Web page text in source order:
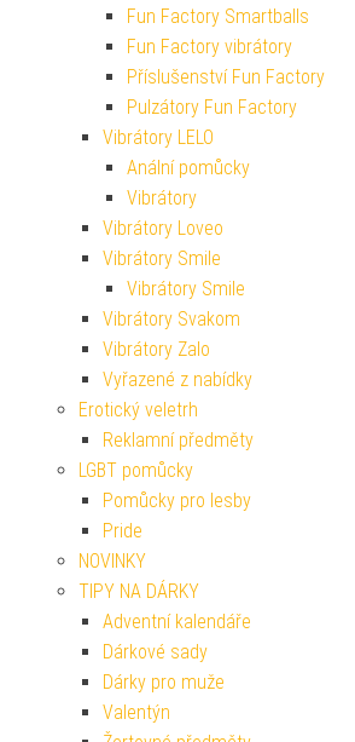
Fun Factory Smartballs
Fun Factory vibrátory
Příslušenství Fun Factory
Pulzátory Fun Factory
Vibrátory LELO
Anální pomůcky
Vibrátory
Vibrátory Loveo
Vibrátory Smile
Vibrátory Smile
Vibrátory Svakom
Vibrátory Zalo
Vyřazené z nabídky
Erotický veletrh
Reklamní předměty
LGBT pomůcky
Pomůcky pro lesby
Pride
NOVINKY
TIPY NA DÁRKY
Adventní kalendáře
Dárkové sady
Dárky pro muže
Valentýn